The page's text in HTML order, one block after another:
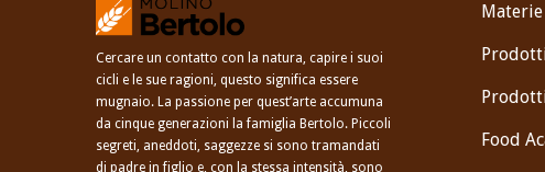
Cercare un contatto con la natura, capire i suoi
cicli e le sue ragioni, questo significa essere
mugnaio. La passione per quest’arte accumuna
da cinque generazioni la famiglia Bertolo. Piccoli
segreti, aneddoti, saggezze si sono tramandati
di padre in figlio e, con la stessa intensità, sono
Food